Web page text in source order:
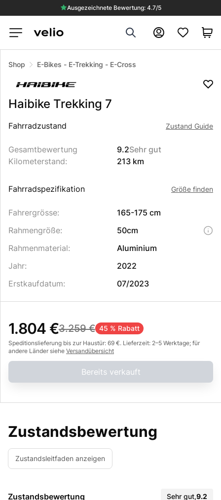
Ausgezeichnete Bewertung: 4.7/5
Search Konto
VERKAUFT
Shop E-Bikes - E-Trekking - E-Cross
Haibike Trekking 7
Beschreibung des Produkts
Fahrradzustand Zustand Guide
Gesamtbewertung 9.2Sehr gut
Kilometerstand: 213 km
Fahrradspezifikation Größe finden
Fahrergrösse:
165-175 cm
Rahmengröße:
50cm
Rahmenmaterial:
Aluminium
Jahr:
2022
Erstkaufdatum: 07/2023
1.804 €3.259 € 45 % Rabatt
Speditionslieferung bis zur Haustür: 69 €. Lieferzeit: 2–5 Werktage; für
andere Länder siehe Versandübersicht
Bereits verkauft
Zustandsbewertung
Zustandsleitfaden anzeigen
Zustandsbewertung Sehr gut,9.2